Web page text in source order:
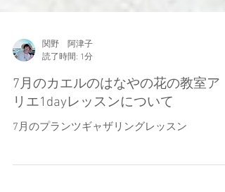
関野 阿津子
読了時間: 1分
7月のカエルのはなやの花の教室アト
リエ1dayレッスンについて